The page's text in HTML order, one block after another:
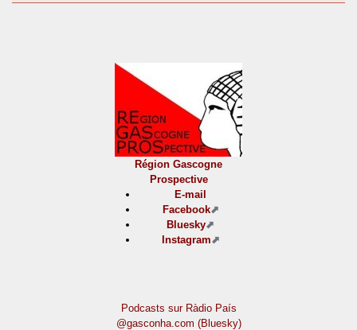
Région Gascogne
Prospective
E-mail
Facebook
Bluesky
Instagram
Podcasts sur Ràdio País
@gasconha.com (Bluesky)